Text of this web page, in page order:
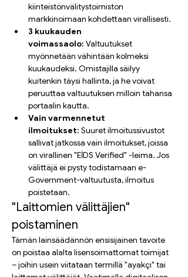
kiinteistönvälitystoimiston
markkinoimaan kohdettaan virallisesti.
3 kuukauden
voimassaolo: Valtuutukset
myönnetään vähintään kolmeksi
kuukaudeksi. Omistajilla säilyy
kuitenkin täysi hallinta, ja he voivat
peruuttaa valtuutuksen milloin tahansa
portaalin kautta.
Vain varmennetut
ilmoitukset: Suuret ilmoitussivustot
sallivat jatkossa vain ilmoitukset, joissa
on virallinen "EİDS Verified" -leima. Jos
välittäjä ei pysty todistamaan e-
Government-valtuutusta, ilmoitus
poistetaan.
"Laittomien välittäjien"
poistaminen
Tämän lainsäädännön ensisijainen tavoite
on poistaa alalta lisensoimattomat toimijat
– joihin usein viitataan termillä "ayakçı" tai